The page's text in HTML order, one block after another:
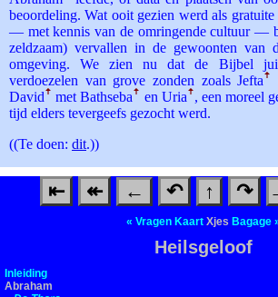
beoordeling. Wat ooit gezien werd als
— met kennis van de omringende cultuur —
zeldzaam) vervallen in de gewoonten van
omgeving. We zien nu dat de Bijbel
verdoezelen van grove zonden zoals Jefta ꜛ
David ꜛ met Bathseba ꜛ en Uria ꜛ , een moreel
tijd elders tevergeefs gezocht werd.
((Te doen: dit.))
⇤ ↞ ← ↶ ↑ ↷
« Vragen Kaart Xjes Bagage
Heilsgeloof
Inleiding
Abraham